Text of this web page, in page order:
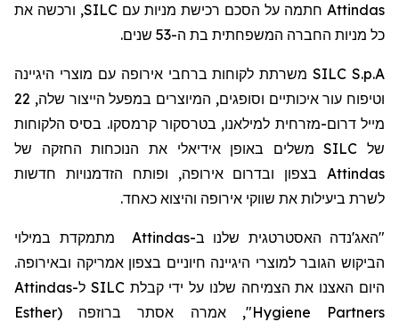
Attindas חתמה על הסכם רכישת מניות עם SILC, ורכשה את
כל מניות החברה המשפחתית בת ה-53
שנים.
SILC S.p.Aמשרתת לקוחות ברחבי אירופה עם מוצרי היגיינה
וטיפוח עור איכותיים וסופגים, המיוצרים במפעל הייצור שלה, 22
מיילדרום-מזרחית למילאנו, בטרסקור קרמסקו. בסיס הלקוחות
של SILCמשלים באופן אידיאלי את הנוכחות החזקה של
Attindas
בצפון ובדרום אירופה, ופותח הזדמנויות חדשות
לשרת ביעילות את שווקי אירופה והיצוא כאחד.
"האג'נדה האסטרטגית שלנו ב-Attindas
מתמקדת במילוי
הביקוש הגובר למוצרי היגיינה חיוניים בצפון אמריקה ובאירופה.
היום האצנו את הצמיחה שלנו על ידי קבלתSILC ל-Attindas
Hygiene Partners", אמרה אסתר ברוזפה (
Esther